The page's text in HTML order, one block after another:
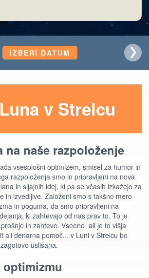
IZBERI DATUM
Luna v Strelcu
na naše razpoloženje
vsesplošni optimizem, smisel za humor in
razpoloženja smo in pripravljeni na nova
in sijajnih idej, ki pa se včasih izkažejo za
in izvedljive. Založeni smo s takšno mero
in poguma, da smo pripravljeni na
ki zahtevajo od nas prav to. To je
in zahteve. Vseeno, ali je to višja
ali denarna pomoč... v Luni v Strelcu bo
uslišana.
optimizmu